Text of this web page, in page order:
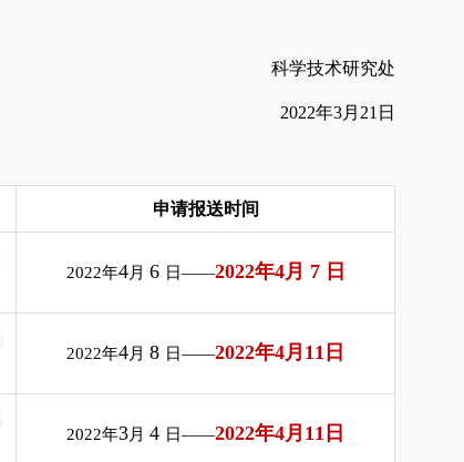
科学技术研究处
2022年3月21日
申请报送时间
2022年4月 6 日——2022年4月 7 日
2022年4月 8 日——2022年4月 11 日
2022年3月 4 日——2022年4月 11 日